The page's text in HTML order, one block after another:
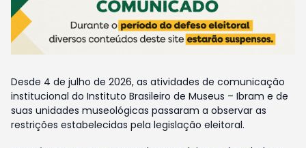
Desde 4 de julho de 2026, as atividades de comunicação
institucional do Instituto Brasileiro de Museus – Ibram e de
suas unidades museológicas passaram a observar as
restrições estabelecidas pela legislação eleitoral.